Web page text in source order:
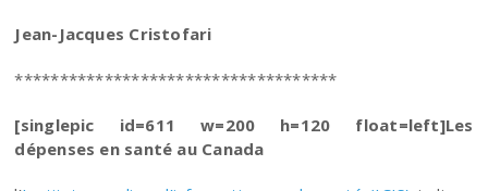
Jean-Jacques Cristofari
************************************
[singlepic id=611 w=200 h=120 float=left]Les
dépenses en santé au Canada